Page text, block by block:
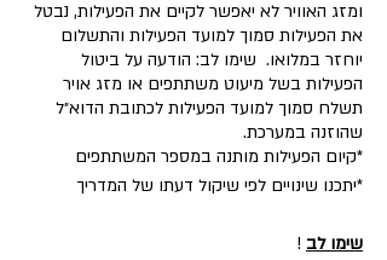
ומזג האוויר לא יאפשר לקיים את הפעילות, נבטל
את הפעילות סמוך למועד הפעילות והתשלום
יוחזר במלואו. שימו לב: הודעה על ביטול
הפעילות בשל מיעוט משתתפים או מזג אויר
תשלח סמוך למועד הפעילות לכתובת הדוא״ל
שהוזנה במערכת.
​*קיום הפעילות מותנה במספר המשתתפים
*יתכנו שינויים לפי שיקול דעתו של המדריך
שימו לב !